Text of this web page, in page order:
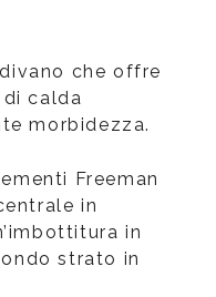
che offre
calda
morbidezza.
Freeman
in
in
strato in